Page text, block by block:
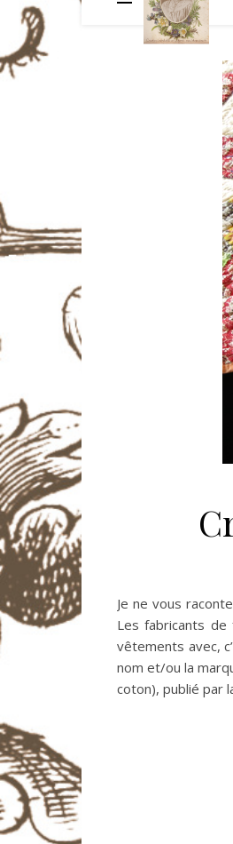
Je ne vous
Les fabricants de
vêtements avec,
nom et/ou la
coton), publié par